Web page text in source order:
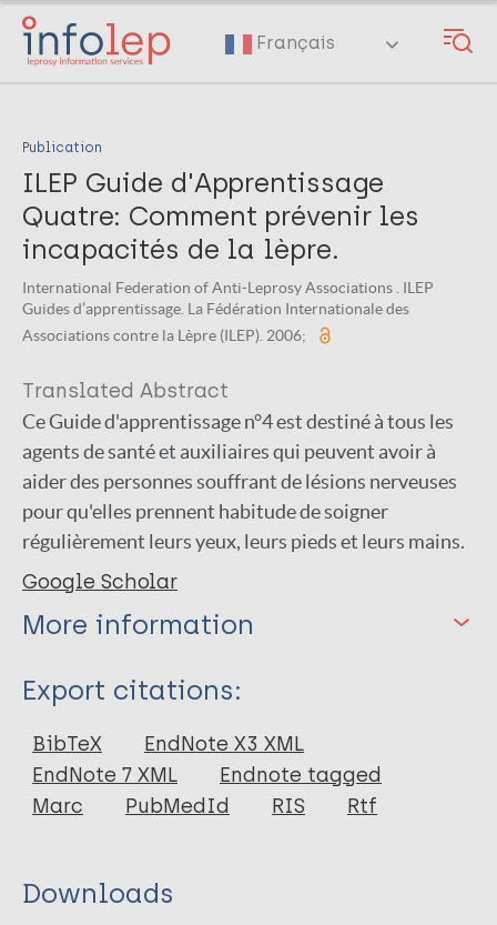
Skip
main
Français
Publication
ILEP Guide d'Apprentissage
Quatre: Comment prévenir les
incapacités de la lèpre.
International Federation of Anti-Leprosy Associations . ILEP
Guides d’apprentissage. La Fédération Internationale des
Associations contre la Lèpre (ILEP). 2006;
Translated Abstract
Ce Guide d'apprentissage n°4 est destiné à tous les
agents de santé et auxiliaires qui peuvent avoir à
aider des personnes souffrant de lésions nerveuses
pour qu'elles prennent habitude de soigner
régulièrement leurs yeux, leurs pieds et leurs mains.
Google Scholar
More information
Type
Book
Export citations:
BibTeX
EndNote X3 XML
EndNote 7 XML
Endnote tagged
Marc
PubMedId RIS Rtf
Downloads